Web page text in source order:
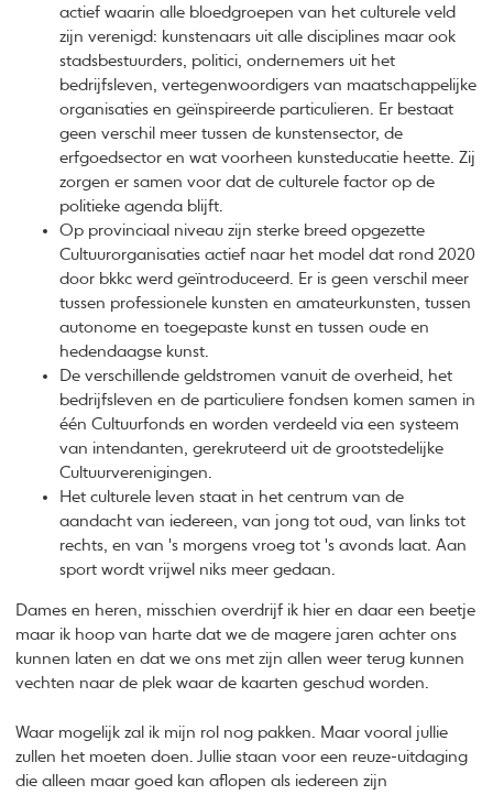
actief waarin alle bloedgroepen van het culturele veld
zijn verenigd: kunstenaars uit alle disciplines maar ook
stadsbestuurders, politici, ondernemers uit het
bedrijfsleven, vertegenwoordigers van maatschappelijke
organisaties en geïnspireerde particulieren. Er bestaat
geen verschil meer tussen de kunstensector, de
erfgoedsector en wat voorheen kunsteducatie heette. Zij
zorgen er samen voor dat de culturele factor op de
politieke agenda blijft.
Op provinciaal niveau zijn sterke breed opgezette
Cultuurorganisaties actief naar het model dat rond 2020
door bkkc werd geïntroduceerd. Er is geen verschil meer
tussen professionele kunsten en amateurkunsten, tussen
autonome en toegepaste kunst en tussen oude en
hedendaagse kunst.
De verschillende geldstromen vanuit de overheid, het
bedrijfsleven en de particuliere fondsen komen samen in
één Cultuurfonds en worden verdeeld via een systeem
van intendanten, gerekruteerd uit de grootstedelijke
Cultuurverenigingen.
Het culturele leven staat in het centrum van de
aandacht van iedereen, van jong tot oud, van links tot
rechts, en van 's morgens vroeg tot 's avonds laat. Aan
sport wordt vrijwel niks meer gedaan.
Dames en heren, misschien overdrijf ik hier en daar een beetje
maar ik hoop van harte dat we de magere jaren achter ons
kunnen laten en dat we ons met zijn allen weer terug kunnen
vechten naar de plek waar de kaarten geschud worden.
Waar mogelijk zal ik mijn rol nog pakken. Maar vooral jullie
zullen het moeten doen. Jullie staan voor een reuze-uitdaging
die alleen maar goed kan aflopen als iedereen zijn